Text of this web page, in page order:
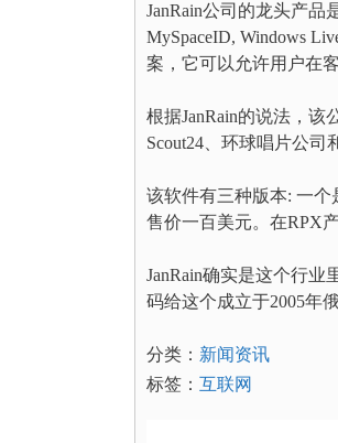
JanRain公司的龙头产品
MySpaceID, Windows
案，它可以允许用户在
根据JanRain的说法，该
Scout24、环球唱片公司
该软件有三种版本: 一
售价一百美元。在RPX
JanRain确实是这个行
码给这个成立于2005年
分类： 新闻资讯
标签： 互联网